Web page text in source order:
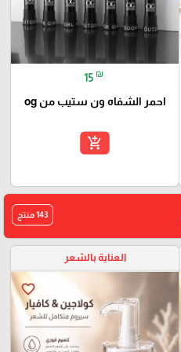
15 ₪
احمر الشفاه ون ستيب من og
add_shopping_cart
143 منتج
العناية بالشعر
favorite_border